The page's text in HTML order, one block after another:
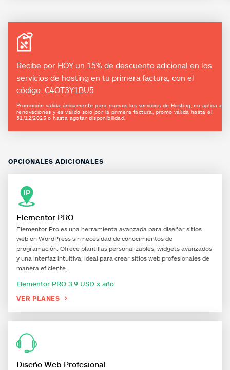
Recibe por HOY un 15% de descuento adicional en los
servicios de hosting en tu primera factura, con el
código: C4OT3Y1BU5
Promoción valida únicamente para nuevos los servicios de Hosting, no aplica a
renovaciones y es válido solo por la primera factura, promo válida hasta el
31/12/2025 o hasta agotar disponibilidad.
OPCIONALES ADICIONALES
Elementor PRO
Elementor Pro es una herramienta avanzada para diseñar sitios
web en WordPress sin necesidad de conocimientos de
programación. Ofrece plantillas personalizables, widgets avanzados
y una interfaz intuitiva, ideal para crear sitios web profesionales de
manera eficiente.
Elementor PRO 3.9 USD x año
VER PLANES 
Diseño Web Profesional